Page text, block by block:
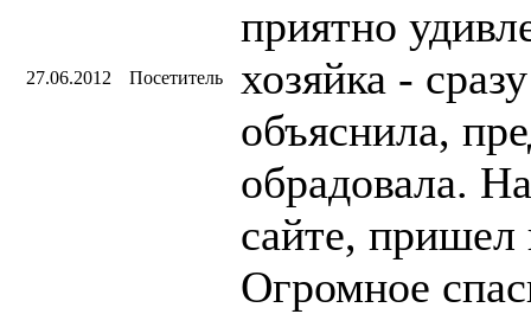
27.06.2012 Посетитель
приятно
хозяйка -
объяснила,
обрадовала.
сайте, пришел
Огромное